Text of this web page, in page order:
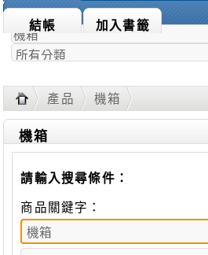
結帳 加入書籤
商品搜尋：
產品
機箱
機箱
請輸入搜尋條件：
商品關鍵字：